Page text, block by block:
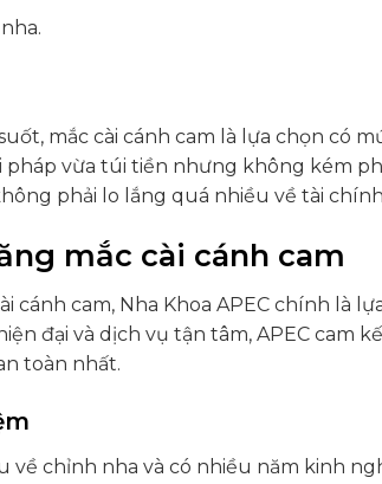
mắc cài cánh cam là lựa chọn có
pháp vừa túi tiền nhưng không kém
phải lo lắng quá nhiều về tài
mắc cài cánh cam
cam, Nha Khoa APEC chính là
đại và dịch vụ tận tâm, APEC cam
toàn nhất.
về chỉnh nha và có nhiều năm kinh